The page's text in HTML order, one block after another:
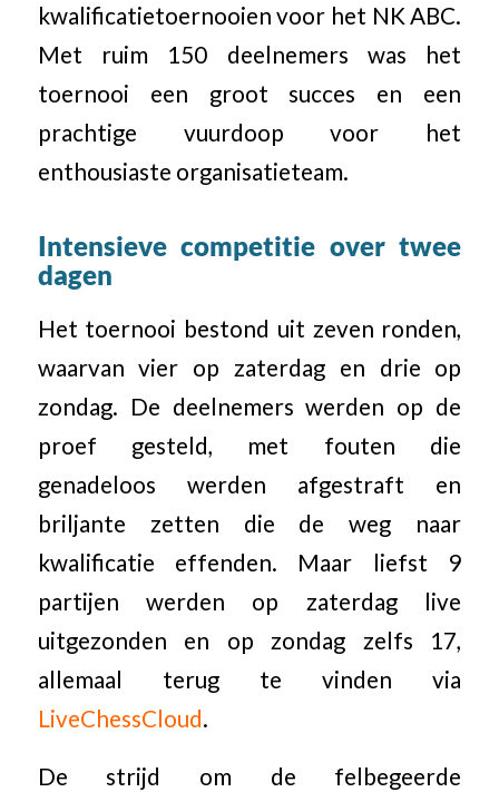
kwalificatietoernooien voor het NK ABC.
Met ruim 150 deelnemers was het
toernooi een groot succes en een
prachtige vuurdoop voor het
enthousiaste organisatieteam.
Intensieve competitie over twee
dagen
Het toernooi bestond uit zeven ronden,
waarvan vier op zaterdag en drie op
zondag. De deelnemers werden op de
proef gesteld, met fouten die
genadeloos werden afgestraft en
briljante zetten die de weg naar
kwalificatie effenden. Maar liefst 9
partijen werden op zaterdag live
uitgezonden en op zondag zelfs 17,
allemaal terug te vinden via
LiveChessCloud.
De strijd om de felbegeerde